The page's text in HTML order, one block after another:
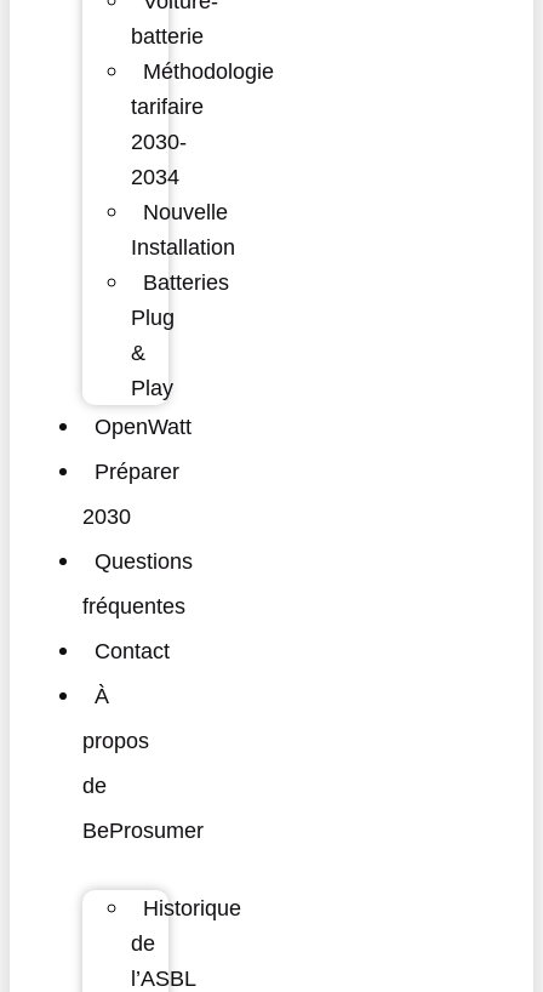
batterie
Méthodologie
tarifaire
2030-
2034
Nouvelle
Installation
Batteries
Plug
&
Play
OpenWatt
Préparer
2030
Questions
fréquentes
Contact
À
propos
de
BeProsumer
Historique
de
l’ASBL